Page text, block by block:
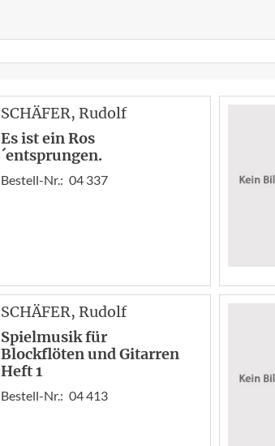
SCHÄFER, Rudolf
Es ist ein Ros
´entsprungen.
Bestell-Nr.: 04 337
SCHÄFER, Rudolf
Spielmusik für
Blockflöten und Gitarren
Heft 1
Bestell-Nr.: 04 413